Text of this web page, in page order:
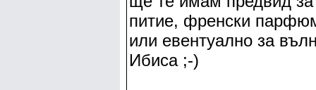
питие, френски
или евентуално за
Ибиса ;-)